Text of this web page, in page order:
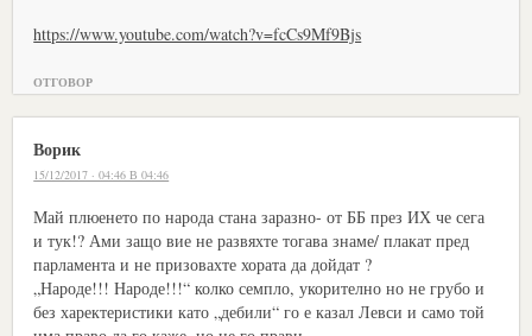
https://www.youtube.com/watch?v=fcCs9Mf9Bjs
ОТГОВОР
Ворик
15/12/2017 · 04:46 В 04:46
Май плюенето по народа стана заразно- от ББ през ИХ че сега
и тук!? Ами защо вие не развяхте тогава знаме/ плакат пред
парламента и не призовахте хората да дойдат ?
„Народе!!! Народе!!!“ колко семпло, укорително но не грубо и
без харектеристики като „дебили“ го е казал Левси и само той